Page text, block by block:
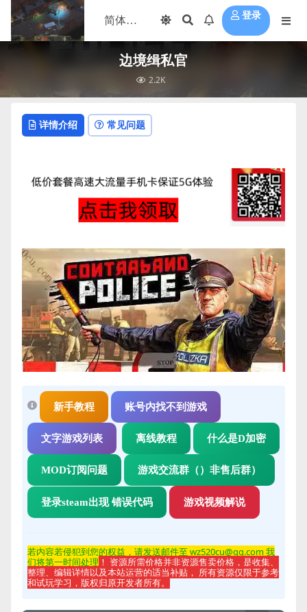
登录
边境缉私官
2.2K
详情介绍 常见问题
新手教程 账号内找不到游戏
文字游戏列表 离线教程 什么是D加密
MOD订阅问题 游戏交流群（）非售后群）
登录steam出现 错误代码 游戏视频解说
若内容若侵犯到您的权益，请发送邮件至 wz520cu@qq.com 我
们将第一时间处理 ！ 资源所需价格并非资源售卖价格，是收集、
整理、编辑详情以及本站运营的适当补贴， 所有资源仅限于参考
和试玩学习，版权归原开发者所有。